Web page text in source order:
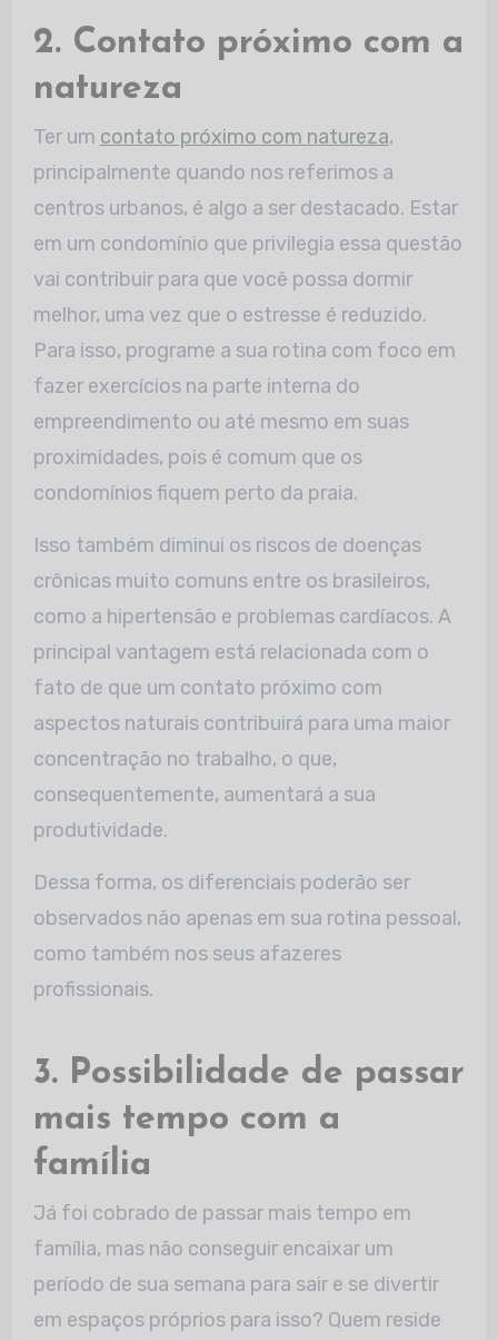
2. Contato próximo com a
natureza
Ter um contato próximo com natureza,
principalmente quando nos referimos a
centros urbanos, é algo a ser destacado. Estar
em um condomínio que privilegia essa questão
vai contribuir para que você possa dormir
melhor, uma vez que o estresse é reduzido.
Para isso, programe a sua rotina com foco em
fazer exercícios na parte interna do
empreendimento ou até mesmo em suas
proximidades, pois é comum que os
condomínios fiquem perto da praia.
Isso também diminui os riscos de doenças
crônicas muito comuns entre os brasileiros,
como a hipertensão e problemas cardíacos. A
principal vantagem está relacionada com o
fato de que um contato próximo com
aspectos naturais contribuirá para uma maior
concentração no trabalho, o que,
consequentemente, aumentará a sua
produtividade.
Dessa forma, os diferenciais poderão ser
observados não apenas em sua rotina pessoal,
como também nos seus afazeres
profissionais.
3. Possibilidade de passar
mais tempo com a
família
Já foi cobrado de passar mais tempo em
família, mas não conseguir encaixar um
período de sua semana para sair e se divertir
em espaços próprios para isso? Quem reside